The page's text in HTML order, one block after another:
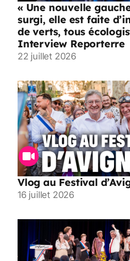
« Une nouvelle
surgi, elle est faite
de verts, tous
Interview Reporterre
22 juillet 2026
Vlog au Festival
16 juillet 2026